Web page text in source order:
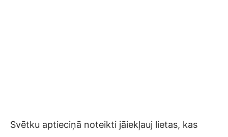
Svētku aptieciņā noteikti jāiekļauj lietas, kas